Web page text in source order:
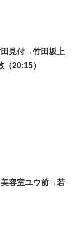
見付→竹田坂上
（20:15）
美容室ユウ前→若